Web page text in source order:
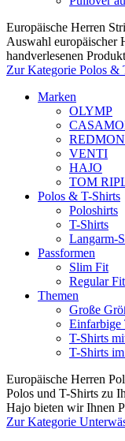
Europäische Herren
Auswahl europäischer
handverlesenen
Zur Kategorie Polos &
Marken
OLYMP
VENTI
HAJO
TOM
Polos & T-Shirts
Poloshirts
T-Shirts
Langarm-
Passformen
Slim Fit
Regular Fit
Themen
Große
Einfarbige
T-Shirts
T-Shirts
Europäische Herren
Polos und T-Shirts zu
Hajo bieten wir Ihnen
Zur Kategorie